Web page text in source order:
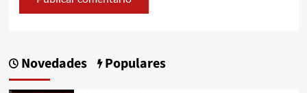
Novedades Populares